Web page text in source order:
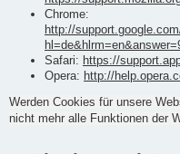
Chrome:
http://
Safari: https://
Opera: http://
Werden Cookies für unsere
nicht mehr alle Funktionen der